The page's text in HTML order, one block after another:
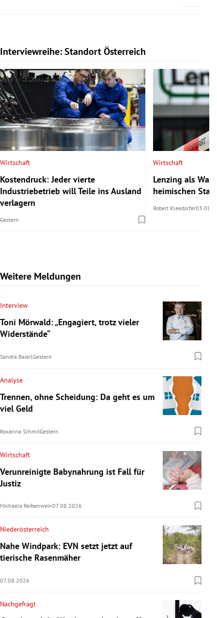
Interviewreihe: Standort Österreich
Slide 1 von 20
Wirtschaft
Kostendruck: Jeder vierte
Industriebetrieb will Teile ins Ausland
verlagern
Gestern
Wirtschaft
Lenzing als
heimischen
Robert Kleedorfer
Weitere Meldungen
Interview
Toni Mörwald: „Engagiert, trotz vieler
Widerstände“
Sandra BaierlGestern
Analyse
Trennen, ohne Scheidung: Da geht es um
viel Geld
Roxanna SchmitGestern
Wirtschaft
Verunreinigte Babynahrung ist Fall für
Justiz
Michaela Reibenwein07.08.2026
Niederösterreich
Nahe Windpark: EVN setzt jetzt auf
tierische Rasenmäher
07.08.2026
Nachgefragt